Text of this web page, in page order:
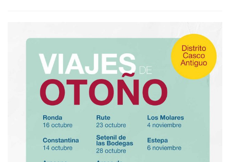
16T00:00:00+02:00